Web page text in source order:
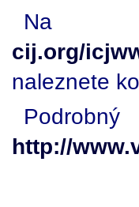
Na
cij.org/
naleznete
http://